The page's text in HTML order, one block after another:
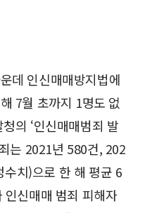
데 인신매매방지법에
7월 초까지 1명도 없
의 ‘인신매매범죄 발
는 2021년 580건, 202
치)으로 한 해 평균 6
신매매 범죄 피해자